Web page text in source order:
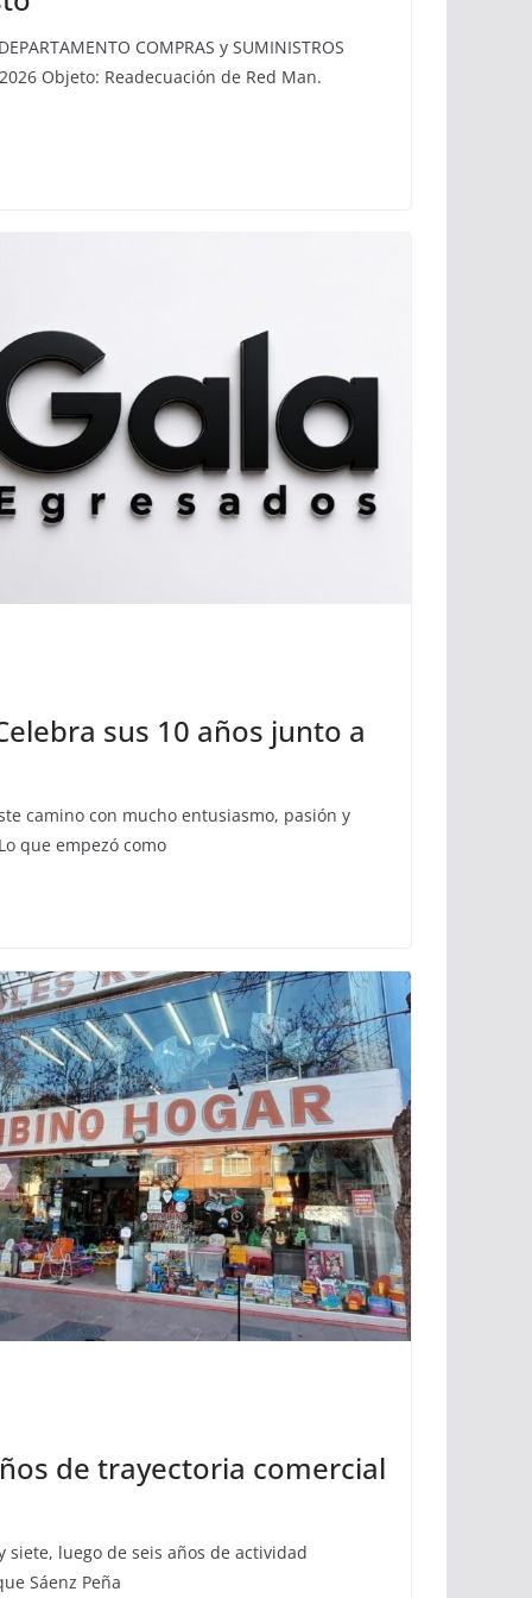
COMPRAS y SUMINISTROS
2026 Objeto: Readecuación de Red Man.
sus 10 años junto a
camino con mucho entusiasmo, pasión y
que empezó como
de trayectoria comercial
siete, luego de seis años de actividad
Sáenz Peña